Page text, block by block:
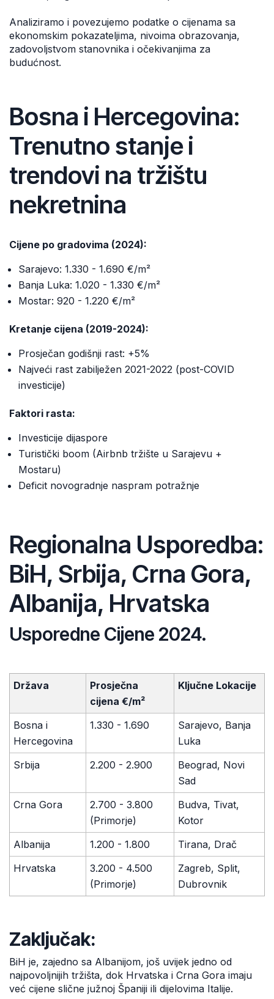
Analiziramo i povezujemo podatke o cijenama sa
ekonomskim pokazateljima, nivoima obrazovanja,
zadovoljstvom stanovnika i očekivanjima za
budućnost.
Bosna i Hercegovina:
Trenutno stanje i
trendovi na tržištu
nekretnina
Cijene po gradovima (2024):
Sarajevo: 1.330 - 1.690 €/m²
Banja Luka: 1.020 - 1.330 €/m²
Mostar: 920 - 1.220 €/m²
Kretanje cijena (2019-2024):
Prosječan godišnji rast: +5%
Najveći rast zabilježen 2021-2022 (post-COVID
investicije)
Faktori rasta:
Investicije dijaspore
Turistički boom (Airbnb tržište u Sarajevu +
Mostaru)
Deficit novogradnje naspram potražnje
Regionalna Usporedba:
BiH, Srbija, Crna Gora,
Albanija, Hrvatska
Usporedne Cijene 2024.
Država
Prosječna
cijena €/m²
Ključne Lokacije
Bosna i
Hercegovina
1.330 - 1.690
Sarajevo, Banja
Luka
Srbija
2.200 - 2.900
Beograd, Novi
Sad
Crna Gora
2.700 - 3.800
(Primorje)
Budva, Tivat,
Kotor
Albanija
1.200 - 1.800
Tirana, Drač
Hrvatska
3.200 - 4.500
(Primorje)
Zagreb, Split,
Dubrovnik
Zaključak:
BiH je, zajedno sa Albanijom, još uvijek jedno od
najpovoljnijih tržišta, dok Hrvatska i Crna Gora imaju
već cijene slične južnoj Španiji ili dijelovima Italije.